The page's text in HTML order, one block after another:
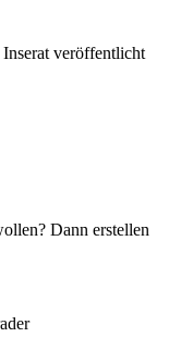
veröffentlicht
Dann erstellen